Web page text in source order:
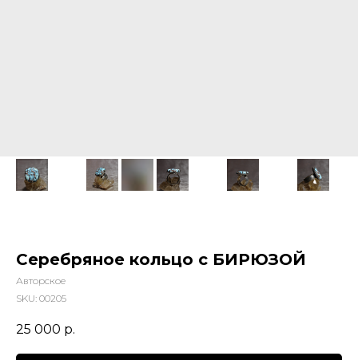
Серебряное кольцо с БИРЮЗОЙ
Авторское
SKU: 00205
25 000 р.